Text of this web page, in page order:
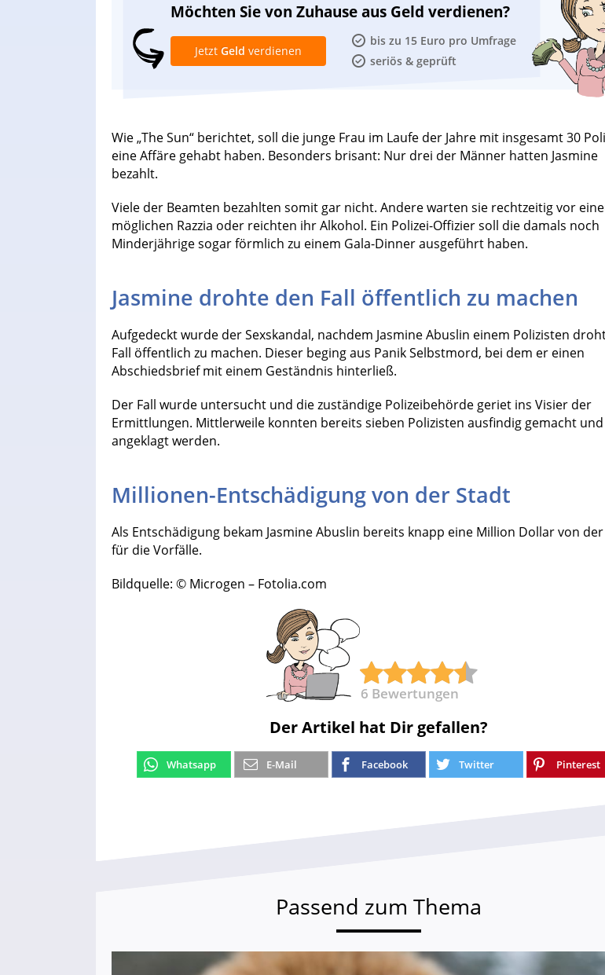
Möchten Sie von Zuhause aus Geld verdienen?
bis zu 15 Euro pro Umfrage
seriös & geprüft
Jetzt Geld verdienen
Wie „The Sun“ berichtet, soll die junge Frau im Laufe der Jahre mit insgesamt 30
eine Affäre gehabt haben. Besonders brisant: Nur drei der Männer hatten Jasmine
bezahlt.
Viele der Beamten bezahlten somit gar nicht. Andere warten sie rechtzeitig vor
möglichen Razzia oder reichten ihr Alkohol. Ein Polizei-Offizier soll die damals noch
Minderjährige sogar förmlich zu einem Gala-Dinner ausgeführt haben.
Jasmine drohte den Fall öffentlich zu machen
Aufgedeckt wurde der Sexskandal, nachdem Jasmine Abuslin einem Polizisten
Fall öffentlich zu machen. Dieser beging aus Panik Selbstmord, bei dem er einen
Abschiedsbrief mit einem Geständnis hinterließ.
Der Fall wurde untersucht und die zuständige Polizeibehörde geriet ins Visier der
Ermittlungen. Mittlerweile konnten bereits sieben Polizisten ausfindig gemacht und
angeklagt werden.
Millionen-Entschädigung von der Stadt
Als Entschädigung bekam Jasmine Abuslin bereits knapp eine Million Dollar von
für die Vorfälle.
Bildquelle: © Microgen – Fotolia.com
6 Bewertungen
Der Artikel hat Dir gefallen?
Whatsapp E-Mail Facebook Twitter Pinterest
Passend zum Thema
Arbeitslosengeld: Wofür
Geld verdienen als Tagger für
Nach öffentlichem Aufschrei: